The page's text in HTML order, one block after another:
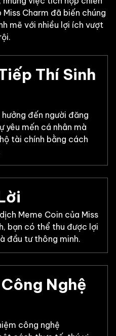
Charm đã biến chúng
mẽ với nhiều lợi ích vượt
Thí Sinh
đến người đăng
yêu mến cá nhân mà
tài chính bằng cách
Meme Coin của Miss
bạn có thể thu được lợi
đầu tư thông minh.
Nghệ
công nghệ